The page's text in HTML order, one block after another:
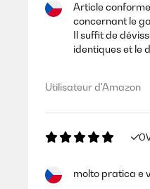
Article
concernant le
Il suffit de
identiques et le
Utilisateur d'Amazon
molto pratica e